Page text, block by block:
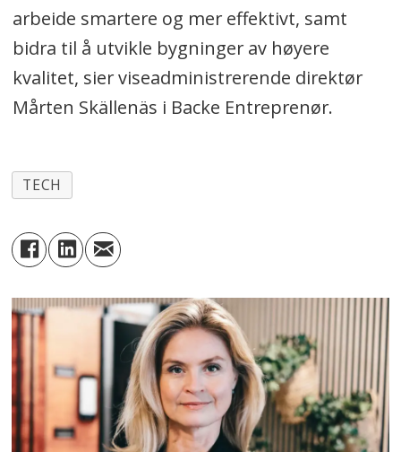
arbeide smartere og mer effektivt, samt
bidra til å utvikle bygninger av høyere
kvalitet, sier viseadministrerende direktør
Mårten Skällenäs i Backe Entreprenør.
TECH